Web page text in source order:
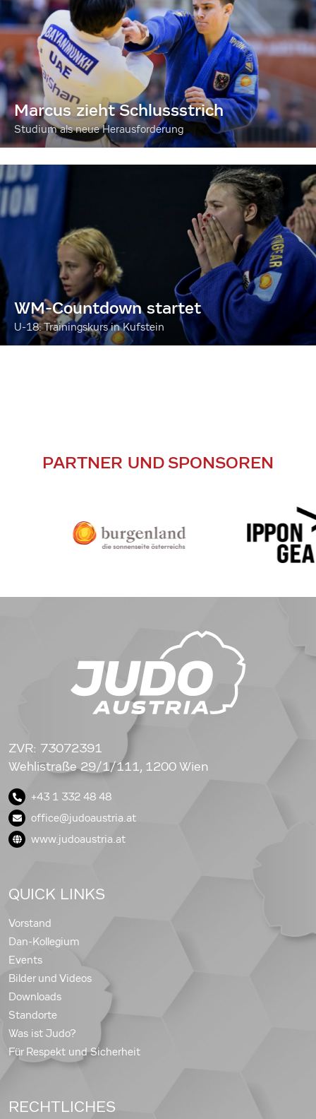
Marcus zieht Schlussstrich
Studium als neue Herausforderung
WM-Countdown startet
U-18: Trainingskurs in Kufstein
PARTNER UND SPONSOREN
ZVR: 73072391
Wehlistraße 29/1/111, 1200 Wien
+43 1 332 48 48
office@judoaustria.at
www.judoaustria.at
QUICK LINKS
Vorstand
Dan-Kollegium
Events
Bilder und Videos
Downloads
Standorte
Was ist Judo?
Für Respekt und Sicherheit
RECHTLICHES